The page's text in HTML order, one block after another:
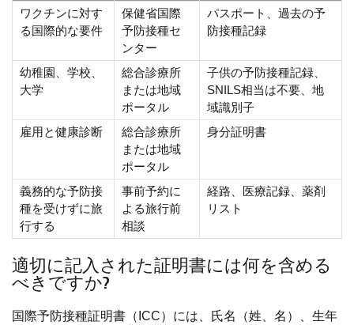
ワクチンに対す
る国際的な要件
保健省国際
予防接種セ
ンター
パスポート、過去の予
防接種記録
幼稚園、学校、
大学
総合診療所
または地域
ポータル
子供の予防接種記録、
SNILS相当は不要、地
域識別子
雇用と健康診断
総合診療所
または地域
ポータル
身分証明書
義務的な予防接
種を受けずに旅
行する
事前予約に
よる旅行前
相談
経路、医療記録、薬剤
リスト
適切に記入された証明書には何を含める
べきですか?
国際予防接種証明書（ICC）には、氏名（姓、名）、生年